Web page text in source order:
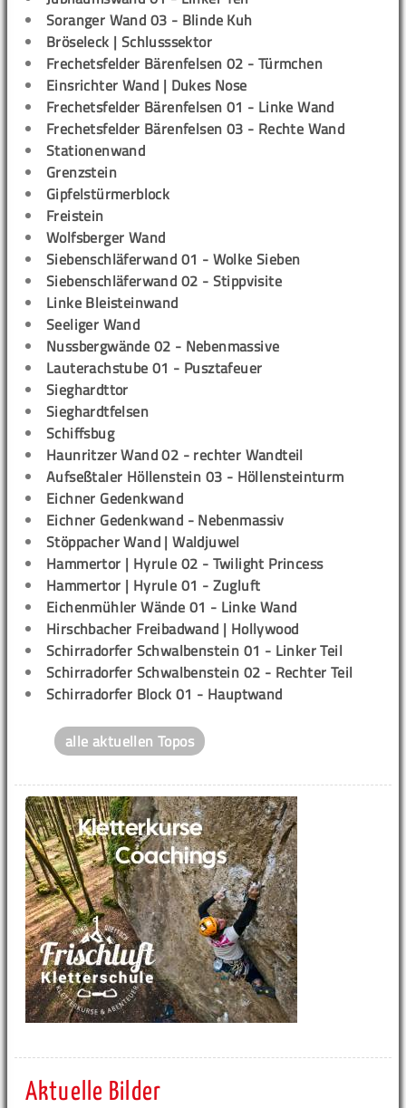
Soranger Wand 03 - Blinde Kuh
Bröseleck | Schlusssektor
Frechetsfelder Bärenfelsen 02 - Türmchen
Einsrichter Wand | Dukes Nose
Frechetsfelder Bärenfelsen 01 - Linke Wand
Frechetsfelder Bärenfelsen 03 - Rechte Wand
Stationenwand
Grenzstein
Gipfelstürmerblock
Freistein
Wolfsberger Wand
Siebenschläferwand 01 - Wolke Sieben
Siebenschläferwand 02 - Stippvisite
Linke Bleisteinwand
Seeliger Wand
Nussbergwände 02 - Nebenmassive
Lauterachstube 01 - Pusztafeuer
Sieghardttor
Sieghardtfelsen
Schiffsbug
Haunritzer Wand 02 - rechter Wandteil
Aufseßtaler Höllenstein 03 - Höllensteinturm
Eichner Gedenkwand
Eichner Gedenkwand - Nebenmassiv
Stöppacher Wand | Waldjuwel
Hammertor | Hyrule 02 - Twilight Princess
Hammertor | Hyrule 01 - Zugluft
Eichenmühler Wände 01 - Linke Wand
Hirschbacher Freibadwand | Hollywood
Schirradorfer Schwalbenstein 01 - Linker Teil
Schirradorfer Schwalbenstein 02 - Rechter Teil
Schirradorfer Block 01 - Hauptwand
alle aktuellen Topos
Aktuelle Bilder